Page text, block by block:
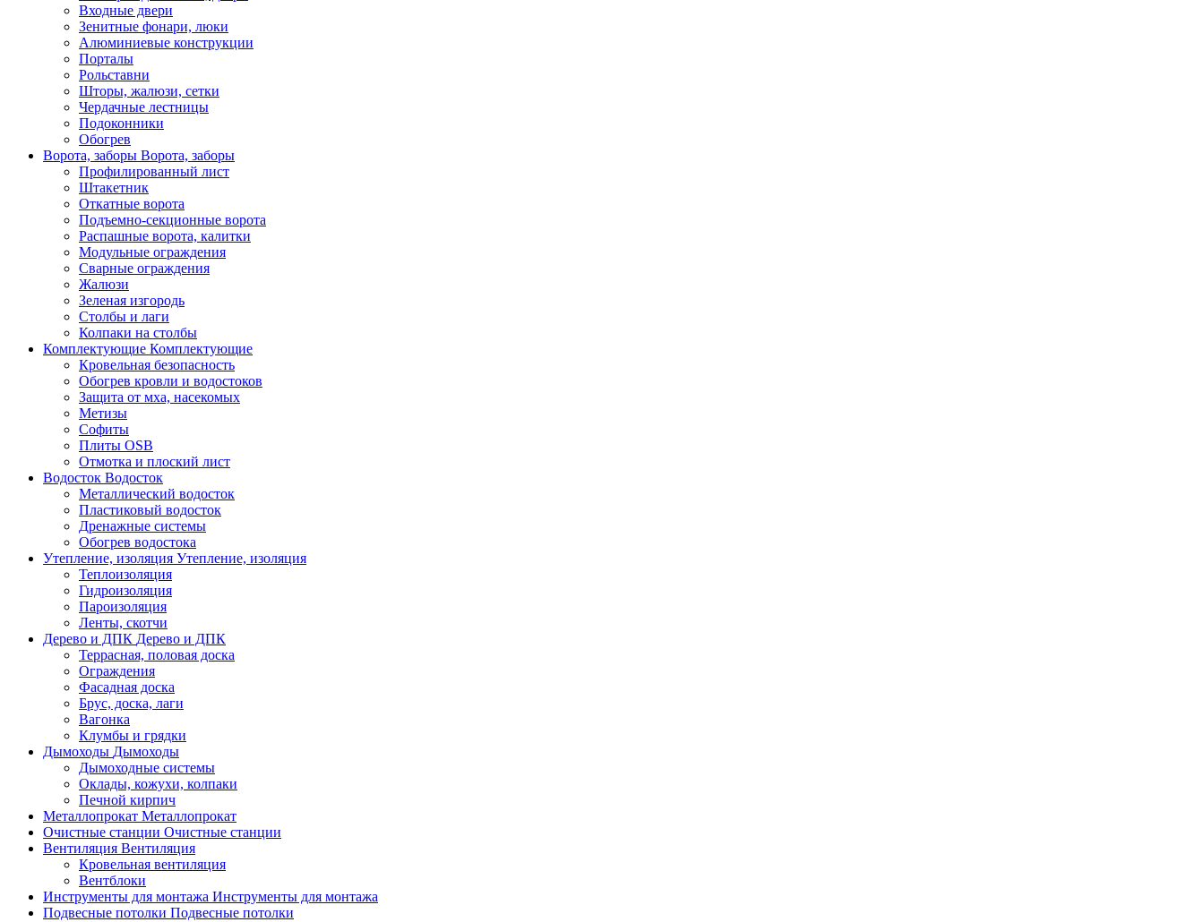
Входные двери
Зенитные фонари, люки
Алюминиевые конструкции
Порталы
Рольставни
Шторы, жалюзи, сетки
Чердачные лестницы
Подоконники
Обогрев
Ворота, заборы Ворота, заборы
Профилированный лист
Штакетник
Откатные ворота
Подъемно-секционные ворота
Распашные ворота, калитки
Модульные ограждения
Сварные ограждения
Жалюзи
Зеленая изгородь
Столбы и лаги
Колпаки на столбы
Комплектующие Комплектующие
Кровельная безопасность
Обогрев кровли и водостоков
Защита от мха, насекомых
Метизы
Софиты
Плиты OSB
Отмотка и плоский лист
Водосток Водосток
Металлический водосток
Пластиковый водосток
Дренажные системы
Обогрев водостока
Утепление, изоляция Утепление, изоляция
Теплоизоляция
Гидроизоляция
Пароизоляция
Ленты, скотчи
Дерево и ДПК Дерево и ДПК
Террасная, половая доска
Ограждения
Фасадная доска
Брус, доска, лаги
Вагонка
Клумбы и грядки
Дымоходы Дымоходы
Дымоходные системы
Оклады, кожухи, колпаки
Печной кирпич
Металлопрокат Металлопрокат
Очистные станции Очистные станции
Вентиляция Вентиляция
Кровельная вентиляция
Вентблоки
Инструменты для монтажа Инструменты для монтажа
Подвесные потолки Подвесные потолки